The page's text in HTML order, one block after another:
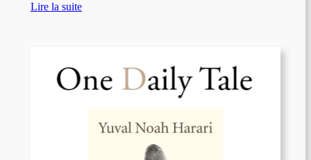
Lire la suite